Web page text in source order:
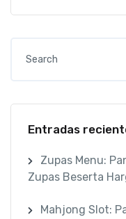
Entradas
Zupas Menu:
Zupas Beserta
Mahjong Slot: